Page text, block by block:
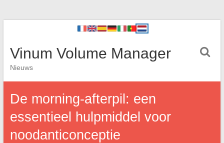
Vinum Volume Manager
Nieuws
De morning-afterpil: een
essentieel hulpmiddel voor
noodanticonceptie